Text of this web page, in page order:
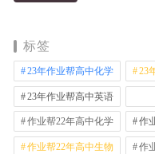
标签
23年作业帮高中化学 23
23年作业帮高中英语
作业帮22年高中化学 作
作业帮22年高中生物 作